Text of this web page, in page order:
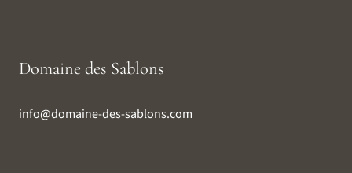
Domaine des Sablons
info@domaine-des-sablons.com